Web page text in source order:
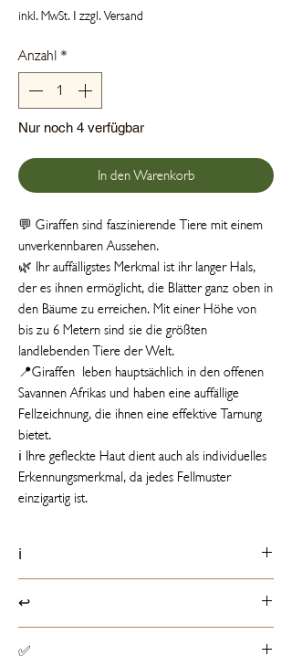
inkl. MwSt. | zzgl. Versand
Anzahl *
Nur noch 4 verfügbar
In den Warenkorb
💬 Giraffen sind faszinierende Tiere mit einem
unverkennbaren Aussehen.
🌿 Ihr auffälligstes Merkmal ist ihr langer Hals,
der es ihnen ermöglicht, die Blätter ganz oben in
den Bäume zu erreichen. Mit einer Höhe von
bis zu 6 Metern sind sie die größten
landlebenden Tiere der Welt.
📍Giraffen leben hauptsächlich in den offenen
Savannen Afrikas und haben eine auffällige
Fellzeichnung, die ihnen eine effektive Tarnung
bietet.
ℹ️ Ihre gefleckte Haut dient auch als individuelles
Erkennungsmerkmal, da jedes Fellmuster
einzigartig ist.
ℹ️
📏 18 cm groß
ℹ️ Etikett mit Tierfakt
↩️
✅